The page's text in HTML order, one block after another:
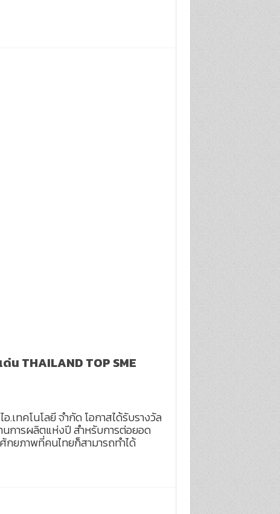
THAILAND TOP SME
ทคโนโลยี จำกัด โอกาสได้รับรางวัล
นการผลิตแห่งปี สำหรับการต่อยอด
กยภาพที่คนไทยก็สามารถทำได้